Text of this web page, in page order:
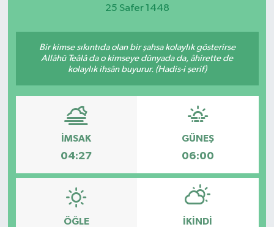
25 Safer 1448
Bir kimse sıkıntıda olan bir şahsa kolaylık gösterirse
Allâhü Teâlâ da o kimseye dünyada da, âhirette de
kolaylık ihsân buyurur. (Hadis-i şerif)
İMSAK
04:27
GÜNEŞ
06:00
ÖĞLE İKINDI
Etkinlikler